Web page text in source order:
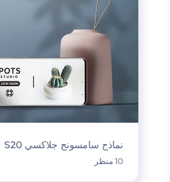
نماذج سامسونج جلاكسي S20
10 منظر